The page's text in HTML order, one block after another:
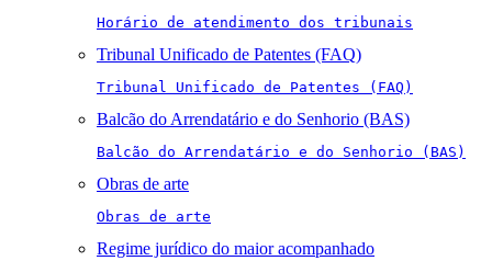
Horário de atendimento dos tribunais
Tribunal Unificado de Patentes (FAQ)
Tribunal Unificado de Patentes (FAQ)
Balcão do Arrendatário e do Senhorio (BAS)
Balcão do Arrendatário e do Senhorio (BAS)
Obras de arte
Obras de arte
Regime jurídico do maior acompanhado